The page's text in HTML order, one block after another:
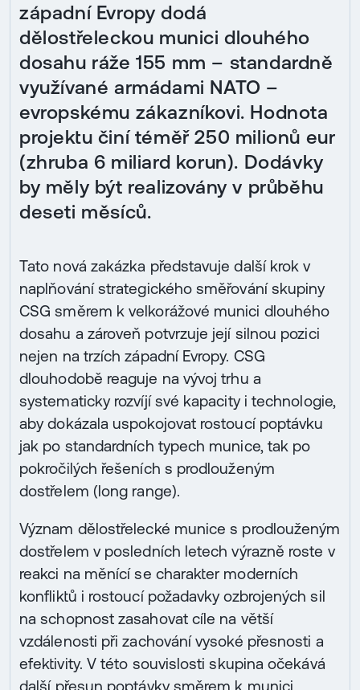
západní Evropy dodá
dělostřeleckou munici dlouhého
dosahu ráže 155 mm – standardně
využívané armádami NATO –
evropskému zákazníkovi. Hodnota
projektu činí téměř 250 milionů eur
(zhruba 6 miliard korun). Dodávky
by měly být realizovány v průběhu
deseti měsíců.
Tato nová zakázka představuje další krok v
naplňování strategického směřování skupiny
CSG směrem k velkorážové munici dlouhého
dosahu a zároveň potvrzuje její silnou pozici
nejen na trzích západní Evropy. CSG
dlouhodobě reaguje na vývoj trhu a
systematicky rozvíjí své kapacity i technologie,
aby dokázala uspokojovat rostoucí poptávku
jak po standardních typech munice, tak po
pokročilých řešeních s prodlouženým
dostřelem (long range).
Význam dělostřelecké munice s prodlouženým
dostřelem v posledních letech výrazně roste v
reakci na měnící se charakter moderních
konfliktů i rostoucí požadavky ozbrojených sil
na schopnost zasahovat cíle na větší
vzdálenosti při zachování vysoké přesnosti a
efektivity. V této souvislosti skupina očekává
další přesun poptávky směrem k munici